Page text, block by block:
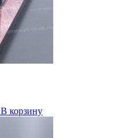
В корзину